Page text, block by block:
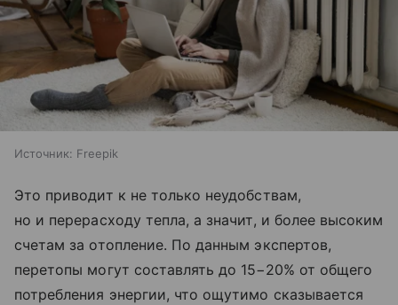
Источник: Freepik
Это приводит к не только неудобствам,
но и перерасходу тепла, а значит, и более высоким
счетам за отопление. По данным экспертов,
перетопы могут составлять до 15−20% от общего
потребления энергии, что ощутимо сказывается